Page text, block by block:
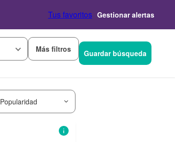
Tus favoritos Gestionar alertas
Más filtros Guardar búsqueda
Popularidad